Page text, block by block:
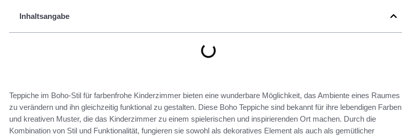
Inhaltsangabe
Teppiche im Boho-Stil für farbenfrohe Kinderzimmer bieten eine wunderbare Möglichkeit, das Ambiente eines Raumes
zu verändern und ihn gleichzeitig funktional zu gestalten. Diese Boho Teppiche sind bekannt für ihre lebendigen Farben
und kreativen Muster, die das Kinderzimmer zu einem spielerischen und inspirierenden Ort machen. Durch die
Kombination von Stil und Funktionalität, fungieren sie sowohl als dekoratives Element als auch als gemütlicher